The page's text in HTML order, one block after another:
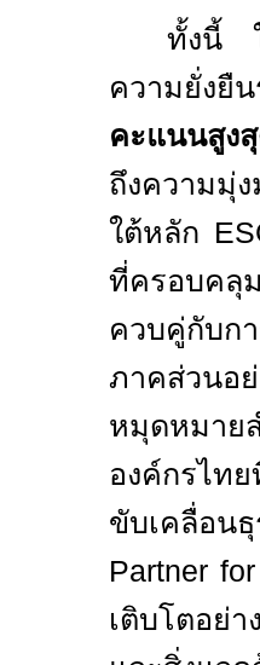
ทั้งนี้
ความยั่งยืน
คะแนนสูง
ถึงความมุ่
ใต้หลัก
ที่ครอบคลุ
ควบคู่กับก
ภาคส่วนอ
หมุดหมาย
องค์กรไท
ขับเคลื่อน
Partner
เติบโตอย่